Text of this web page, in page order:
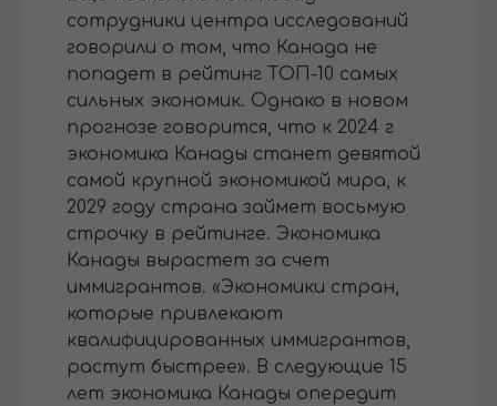
сотрудники центра исследований
говорили о том, что Канада не
попадет в рейтинг ТОП-10 самых
сильных экономик. Однако в новом
прогнозе говорится, что к 2024 г
экономика Канады станет девятой
самой крупной экономикой мира, к
2029 году страна займет восьмую
строчку в рейтинге. Экономика
Канады вырастет за счет
иммигрантов. «Экономики стран,
которые привлекают
квалифицированных иммигрантов,
растут быстрее». В следующие 15
лет экономика Канады опередит